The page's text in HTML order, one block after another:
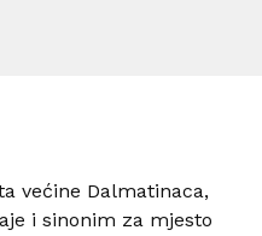
većine Dalmatinaca,
i sinonim za mjesto